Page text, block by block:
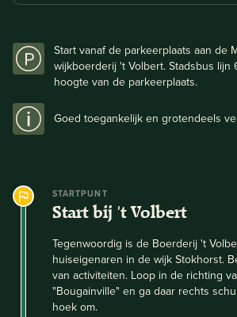
Start vanaf de parkeerplaats aan de
wijkboerderij 't Volbert. Stadsbus
hoogte van de parkeerplaats.
Goed toegankelijk en grotendeels
STARTPUNT
Start bij 't Volbert
Tegenwoordig is de Boerderij 't
huiseigenaren in de wijk Stokhorst.
van activiteiten. Loop in de richting
"Bougainville" en ga daar rechts
hoek om.